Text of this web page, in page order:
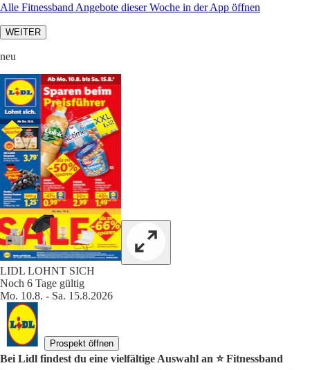
Alle Fitnessband Angebote dieser Woche in der App öffnen
WEITER
neu
LIDL LOHNT SICH
Noch 6 Tage gültig
Mo. 10.8. - Sa. 15.8.2026
Prospekt öffnen
Bei Lidl findest du eine vielfältige Auswahl an ⭐️ Fitnessband